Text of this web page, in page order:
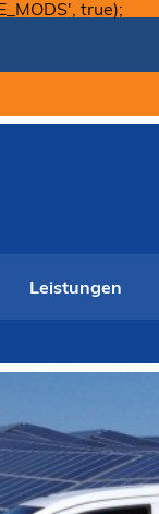
true);
Leistungen